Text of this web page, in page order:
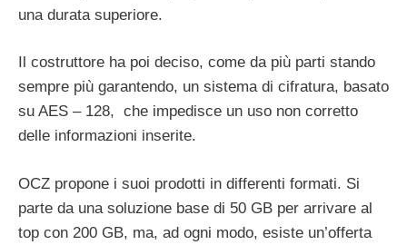
una durata superiore.
Il costruttore ha poi deciso, come da più parti stando
sempre più garantendo, un sistema di cifratura, basato
su AES – 128, che impedisce un uso non corretto
delle informazioni inserite.
OCZ propone i suoi prodotti in differenti formati. Si
parte da una soluzione base di 50 GB per arrivare al
top con 200 GB, ma, ad ogni modo, esiste un’offerta